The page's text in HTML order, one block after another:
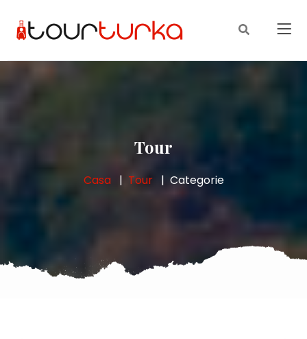
Tour
Casa Tour Categorie